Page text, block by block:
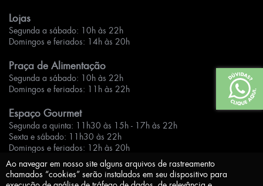
Lojas
Segunda a sábado: 10h às 22h
Domingos e feriados: 14h às 20h
Praça de Alimentação
Segunda a sábado: 10h às 22h
Domingos e feriados: 11h às 22h
Espaço Gourmet
Segunda a quinta: 11h30 às 15h - 17h às 22h
Sexta e sábado: 11h30 às 22h
Domingos e feriados: 12h às 20h
Ao navegar em nosso site alguns arquivos de rastreamento
chamados “cookies” serão instalados em seu dispositivo para